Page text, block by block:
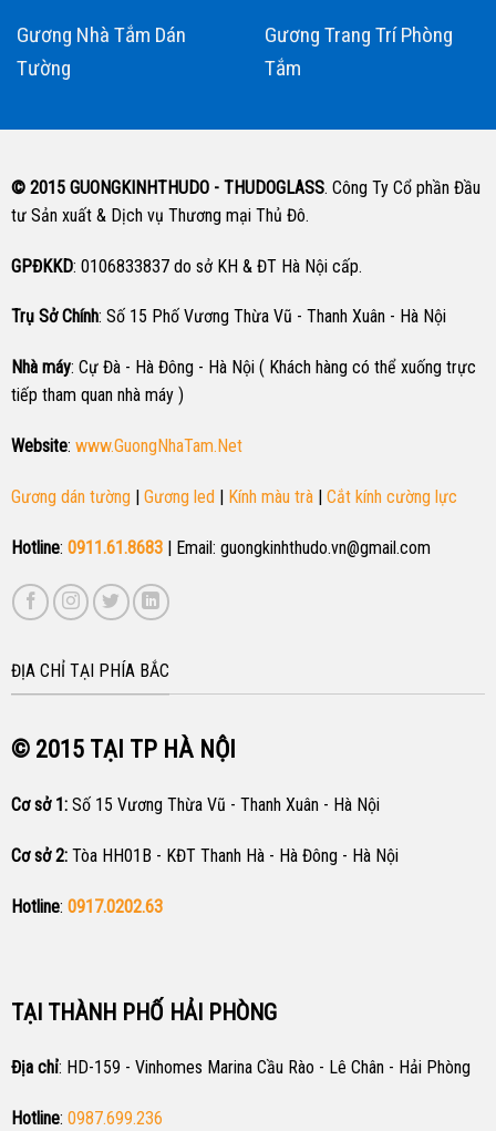
Gương Nhà Tắm Dán
Tường
Gương Trang Trí Phòng
Tắm
© 2015 GUONGKINHTHUDO - THUDOGLASS. Công Ty Cổ phần Đầu
tư Sản xuất & Dịch vụ Thương mại Thủ Đô.
GPĐKKD: 0106833837 do sở KH & ĐT Hà Nội cấp.
Trụ Sở Chính: Số 15 Phố Vương Thừa Vũ - Thanh Xuân - Hà Nội
Nhà máy: Cự Đà - Hà Đông - Hà Nội ( Khách hàng có thể xuống trực
tiếp tham quan nhà máy )
Website: www.GuongNhaTam.Net
Gương dán tường | Gương led | Kính màu trà| Cắt kính cường lực
Hotline: 0911.61.8683| Email: guongkinhthudo.vn@gmail.com
ĐỊA CHỈ TẠI PHÍA BẮC
© 2015 TẠI TP HÀ NỘI
Cơ sở 1:Số 15 Vương Thừa Vũ - Thanh Xuân - Hà Nội
Cơ sở 2:Tòa HH01B - KĐT Thanh Hà - Hà Đông - Hà Nội
Hotline: 0917.0202.63
TẠI THÀNH PHỐ HẢI PHÒNG
Địa chỉ: HD-159 - Vinhomes Marina Cầu Rào - Lê Chân - Hải Phòng
Hotline: 0987.699.236